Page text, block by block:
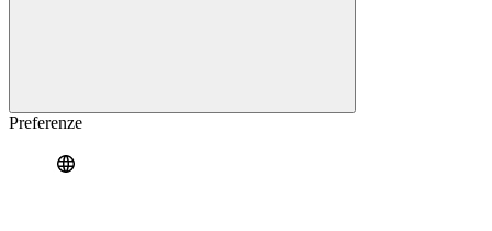
Preferenze